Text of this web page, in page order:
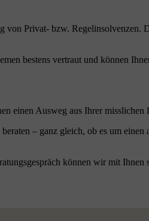
Privat- bzw. Regelinsolvenzen.
bestens vertraut und können
einen Ausweg aus Ihrer
– ganz gleich, ob es um
können wir mit Ihnen